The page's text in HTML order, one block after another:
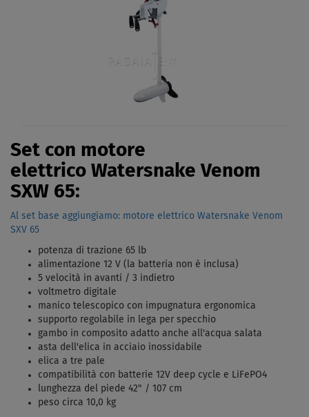
Set con motore
elettrico Watersnake Venom
SXW 65:
Al set base aggiungiamo: motore elettrico Watersnake Venom
SXV 65
potenza di trazione 65 lb
alimentazione 12 V (la batteria non è inclusa)
5 velocità in avanti / 3 indietro
voltmetro digitale
manico telescopico con impugnatura ergonomica
supporto regolabile in lega per specchio
gambo in composito adatto anche all'acqua salata
asta dell'elica in acciaio inossidabile
elica a tre pale
compatibilità con batterie 12V deep cycle e LiFePO4
lunghezza del piede 42" / 107 cm
peso circa 10,0 kg